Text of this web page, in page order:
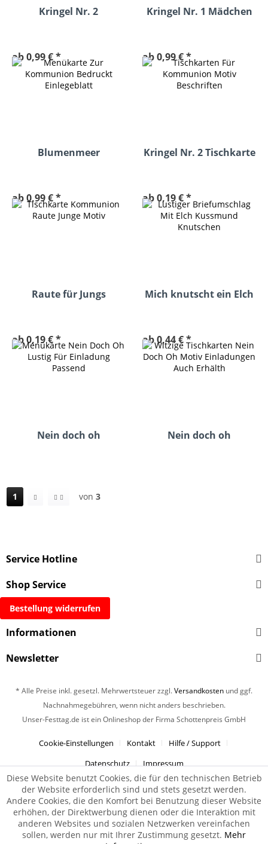
Kringel Nr. 2
ab 0,99 € *
Kringel Nr. 1 Mädchen
ab 0,99 € *
Blumenmeer
ab 0,99 € *
Kringel Nr. 2 Tischkarte
ab 0,19 € *
Raute für Jungs
ab 0,19 € *
Mich knutscht ein Elch
ab 0,44 € *
Nein doch oh
Nein doch oh
1 von 3
Service Hotline
Shop Service
Bestellung widerrufen
Informationen
Newsletter
* Alle Preise inkl. gesetzl. Mehrwertsteuer zzgl.Versandkosten und ggf.
Nachnahmegebühren, wenn nicht anders beschrieben.
Unser-Festtag.de ist ein Onlineshop der Firma Schottenpreis GmbH
Cookie-Einstellungen Kontakt
Hilfe / Support
Datenschutz
Impressum
Diese Website benutzt Cookies, die für den technischen Betrieb
der Website erforderlich sind und stets gesetzt werden.
Andere Cookies, die den Komfort bei Benutzung dieser Website
erhöhen, der Direktwerbung dienen oder die Interaktion mit
anderen Websites und sozialen Netzwerken vereinfachen
sollen, werden nur mit Ihrer Zustimmung gesetzt. Mehr